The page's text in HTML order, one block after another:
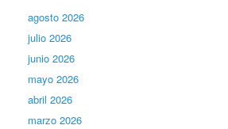
agosto 2026
julio 2026
junio 2026
mayo 2026
abril 2026
marzo 2026